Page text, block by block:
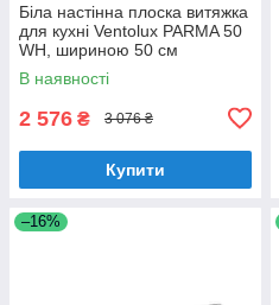
Біла настінна плоска витяжка
для кухні Ventolux PARMA 50
WH, шириною 50 см
В наявності
2 576 ₴ 3 076 ₴
Купити
–16%